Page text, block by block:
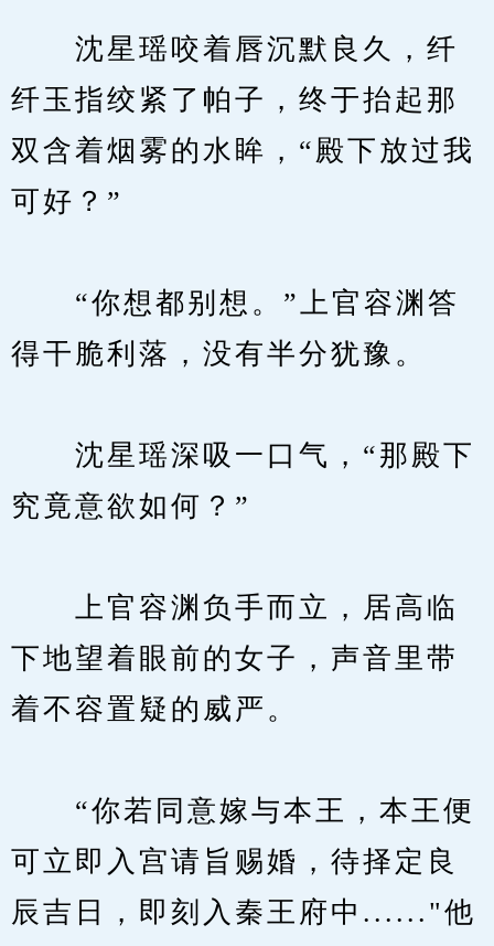
沈星瑶咬着唇沉默良久，纤
纤玉指绞紧了帕子，终于抬起那
双含着烟雾的水眸，“殿下放过我
可好？”
“你想都别想。”上官容渊答
得干脆利落，没有半分犹豫。
沈星瑶深吸一口气，“那殿下
究竟意欲如何？”
上官容渊负手而立，居高临
下地望着眼前的女子，声音里带
着不容置疑的威严。
“你若同意嫁与本王，本王便
可立即入宫请旨赐婚，待择定良
辰吉日，即刻入秦王府中......"他